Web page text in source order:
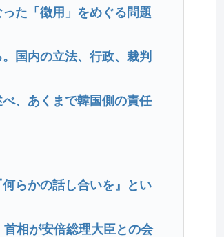
た「徴用」をめぐる問題
国内の立法、行政、裁判
、あくまで韓国側の責任
らかの話し合いを』とい
相が安倍総理大臣との会